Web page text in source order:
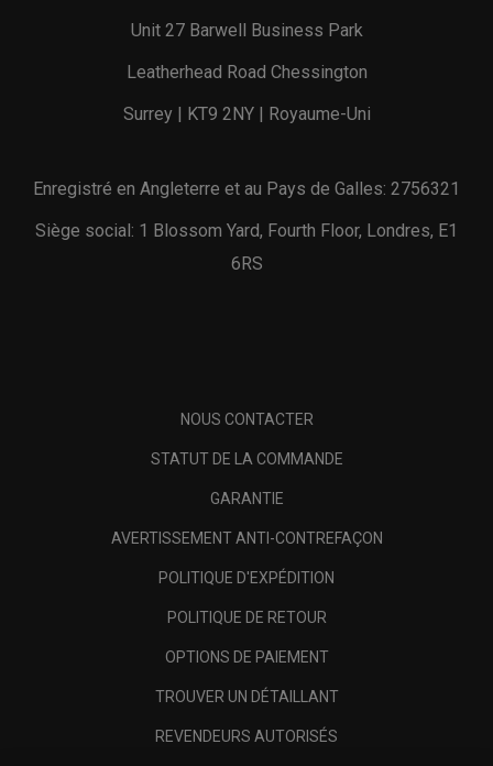
Unit 27 Barwell Business Park
Leatherhead Road Chessington
Surrey | KT9 2NY | Royaume-Uni
Enregistré en Angleterre et au Pays de Galles: 2756321
Siège social: 1 Blossom Yard, Fourth Floor, Londres, E1
6RS
NOUS CONTACTER
STATUT DE LA COMMANDE
GARANTIE
AVERTISSEMENT ANTI-CONTREFAÇON
POLITIQUE D'EXPÉDITION
POLITIQUE DE RETOUR
OPTIONS DE PAIEMENT
TROUVER UN DÉTAILLANT
REVENDEURS AUTORISÉS